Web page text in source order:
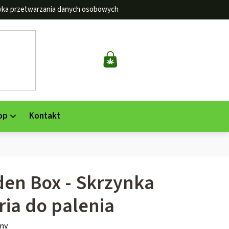
przetwarzania danych osobowych
KOSZYK
Kontakt
Box - Skrzynka
do palenia